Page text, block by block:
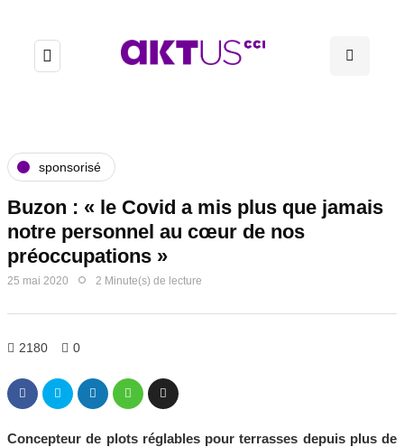
sponsorisé
Buzon : « le Covid a mis plus que jamais
notre personnel au cœur de nos
préoccupations »
25 mai 2020 2 Minute(s) de lecture
2180 0
Concepteur de plots réglables pour terrasses depuis plus de